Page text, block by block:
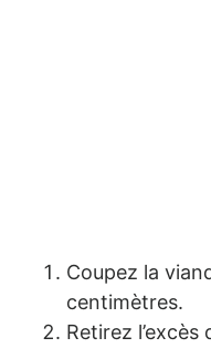
Coupez la
centimètres.
Retirez